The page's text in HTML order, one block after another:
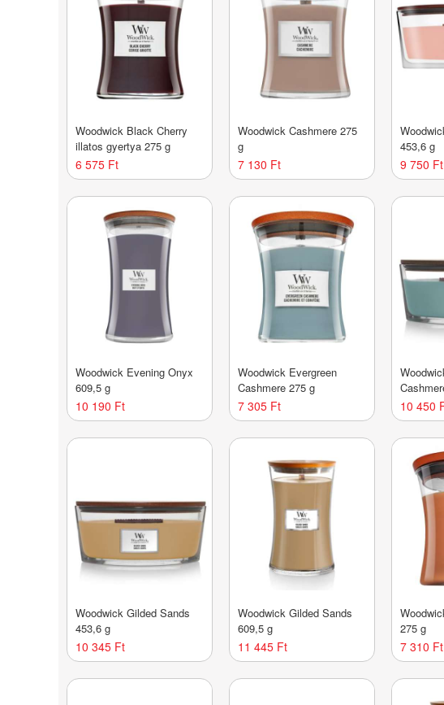
Woodwick Black Cherry
illatos gyertya 275 g
6 575 Ft
Woodwick Cashmere 275
g
7 130 Ft
453,6 g
9 750 Ft
Woodwick Evening Onyx
609,5 g
10 190 Ft
Woodwick Evergreen
Cashmere 275 g
7 305 Ft 10 450
Woodwick Gilded Sands
453,6 g
10 345 Ft
Woodwick Gilded Sands
609,5 g
11 445 Ft
275 g
7 310 Ft